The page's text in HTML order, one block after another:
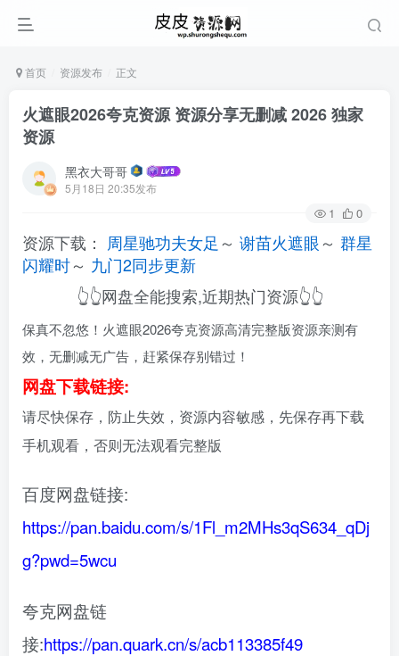
首页 资源发布 正文
火遮眼2026夸克资源 资源分享无删减 2026 独家
资源
黑衣大哥哥
5月18日 20:35发布
1 0
资源下载： 周星驰功夫女足 ～ 谢苗火遮眼～ 群星
闪耀时～ 九门2同步更新
👆👆网盘全能搜索,近期热门资源👆👆
保真不忽悠！火遮眼2026夸克资源高清完整版资源亲测有
效，无删减无广告，赶紧保存别错过！
网盘下载链接:
请尽快保存，防止失效，资源内容敏感，先保存再下载
手机观看，否则无法观看完整版
百度网盘链接:
https://pan.baidu.com/s/1Fl_m2MHs3qS634_qDj
g?pwd=5wcu
夸克网盘链
接:https://pan.quark.cn/s/acb113385f49